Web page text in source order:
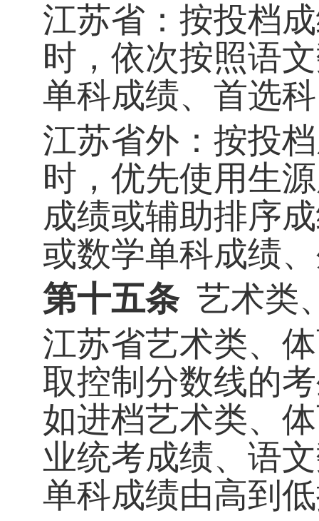
江苏省：按投档
时，依次按照语
单科成绩、首选
江苏省外：按投
时，优先使用生
成绩或辅助排序
或数学单科成绩
第十五条 艺术类
江苏省艺术类、
取控制分数线的
如进档艺术类、
业统考成绩、语
单科成绩由高到